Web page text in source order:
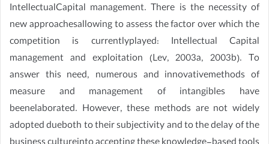
IntellectualCapital management. There is the necessity of
new approachesallowing to assess the factor over which the
competition is currentlyplayed: Intellectual Capital
management and exploitation (Lev, 2003a, 2003b). To
answer this need, numerous and innovativemethods of
measure and management of intangibles have
beenelaborated. However, these methods are not widely
adopted dueboth to their subjectivity and to the delay of the